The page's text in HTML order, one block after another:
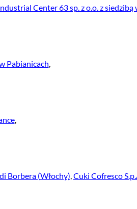
Center 63 sp. z o.o. z siedzibą
Pabianicach,
,
Borbera (Włochy),Cuki Cofresco